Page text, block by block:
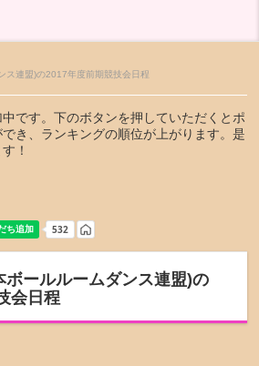
ス連盟)の2017年度前期競技会日程
です。下のボタンを押していただくとポ
き、ランキングの順位が上がります。是
！
ールルームダンス連盟)の
会日程